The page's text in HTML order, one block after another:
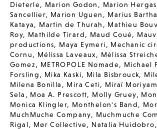
Dieterle, Marion Godon , Marion Hergas
Sancellier, Marion Uguen , Marius
Kataya, Martin de Thurah , Mathieu
Roy, Mathilde Tirard, Maud Coué,
productions, Maya Eymeri, Mechanic
Cornu, Mélissa Laveaux, Mélissa
Gomez, METROPOLE Nomade, Michael
Forsling, Mika Kaski, Mila Bisbrouck,
Milena Bonilla , Mira Ceti, Miraï
Sela , Moa A. Prescott, Molly Gruey,
Monica Klingler, Monthelon's Band,
MuchMuche Company, Muchmuche
Rigal, Mør Collective,Natalia Huidobro